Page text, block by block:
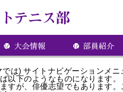
は) サイトナビゲーションメ
以下のようなものになります。
すが、俳優志望でもあります